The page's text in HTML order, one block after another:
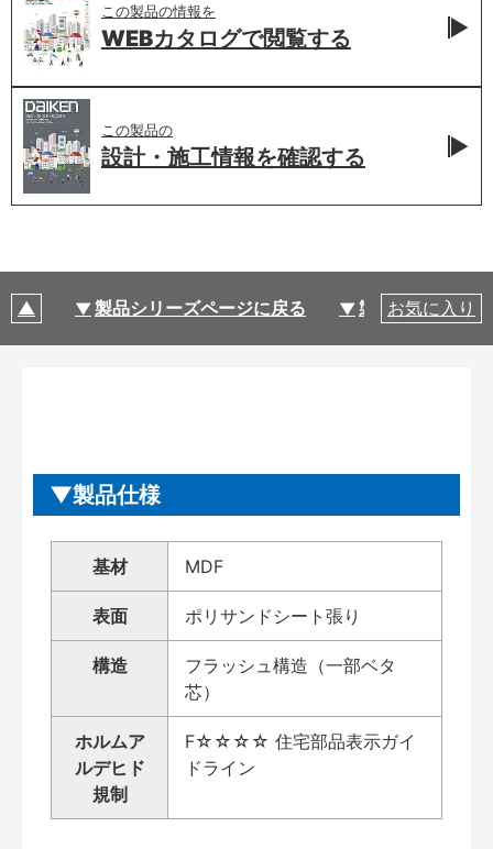
この製品の情報を
WEBカタログで閲覧する
この製品の
設計・施工情報を確認する
製品シリーズページに戻る 製品仕様
お気に入り
製品仕様
基材 MDF
表面 ポリサンドシート張り
構造
フラッシュ構造（一部ベタ
芯）
ホルムア
ルデヒド
規制
F☆☆☆☆ 住宅部品表示ガイ
ドライン